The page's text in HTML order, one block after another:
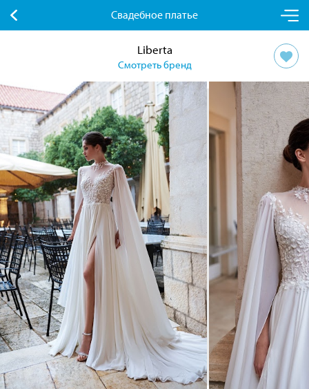
Свадебное платье
Liberta
Смотреть бренд